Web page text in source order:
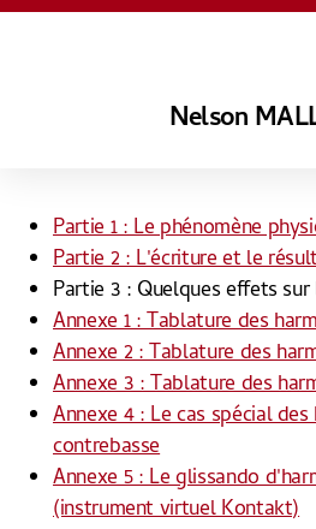
Nelson
Partie 1 : Le phénomène
Partie 2 : L'écriture et le
Partie 3 : Quelques effets
Annexe 1 : Tablature des
Annexe 2 : Tablature des
Annexe 3 : Tablature des
Annexe 4 : Le cas spécial
contrebasse
Annexe 5 : Le glissando
(instrument virtuel Kontakt)